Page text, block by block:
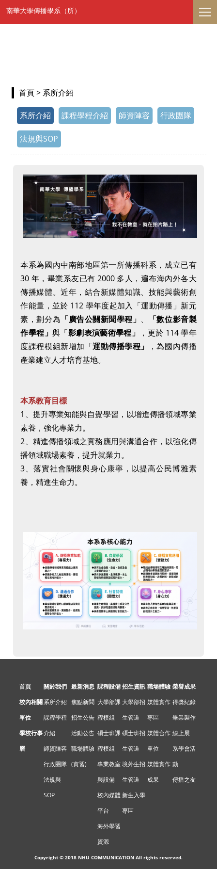
南華大學傳播學系（所）
首頁> 系所介紹
系所介紹 課程學程介紹 師資陣容 行政團隊
法規與SOP
本系為國內中南部地區第一所傳播科系，成立已有
30 年，畢業系友已有 2000 多人，遍布海內外各大
傳播媒體。近年，結合新媒體知識、技能與藝術創
作能量，並於 112 學年度起加入「運動傳播」新元
素，劃分為 「廣告公關新聞學程」 、
「數位影音製
作學程」 與「影劇表演藝術學程」
，更於 114 學年
度課程模組新增加「運動傳播學程」
，為國內傳播
產業建立人才培育基地。
本系教育目標
1、提升專業知能與自覺學習，以增進傳播領域專業
素養，強化專業力。
2、精進傳播領域之實務應用與溝通合作，以強化傳
播領域職場素養，提升就業力。
3、落實社會關懷與身心康寧，以提高公民博雅素
養，精進生命力。
首頁
校內相關
單位
學校行事
曆
關於我們
系所介紹
課程學程
介紹
師資陣容
行政團隊
法規與
SOP
最新消息
焦點新聞
招生公告
活動公告
職場體驗
(實習)
課程設備
大學部課
程模組
碩士班課
程模組
專業教室
與設備
校內媒體
平台
海外學習
資源
招生資訊
大學部招
生管道
碩士班招
生管道
境外生招
生管道
新生入學
專區
職場體驗
媒體實作
專區
媒體合作
單位
媒體實作
成果
榮譽成果
得獎紀錄
畢業製作
線上展
系學會活
動
傳播之友
Copyright © 2018 NHU COMMUNICATION All rights reserved.